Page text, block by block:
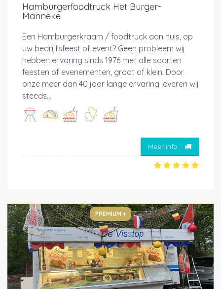
Hamburgerfoodtruck Het Burger-
Manneke
Een Hamburgerkraam / foodtruck aan huis, op
uw bedrijfsfeest of event? Geen probleem wij
hebben ervaring sinds 1976 met alle soorten
feesten of evenementen, groot of klein. Door
onze meer dan 40 jaar lange ervaring leveren wij
steeds...
Meer info
PREMIUM +